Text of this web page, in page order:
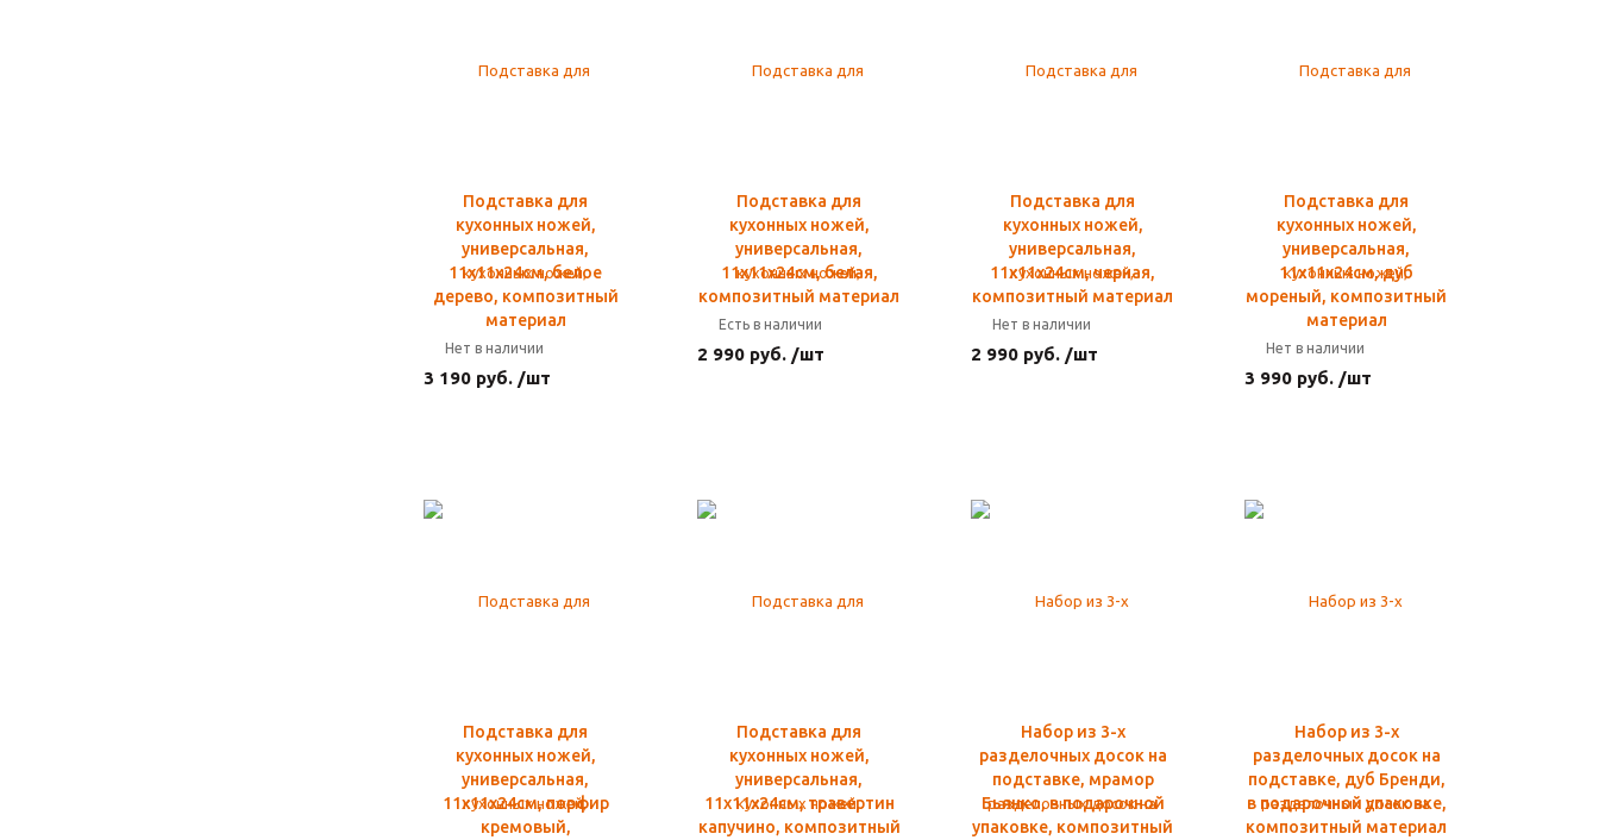
Подставка для
кухонных ножей,
универсальная,
11х11х24см, белое
дерево, композитный
материал
Нет в наличии
3 190 руб. /шт
Подставка для
кухонных ножей,
универсальная,
11х11х24см, белая,
композитный материал
Есть в наличии
2 990 руб. /шт
Подставка для
кухонных ножей,
универсальная,
11х11х24см, черная,
композитный материал
Нет в наличии
2 990 руб. /шт
Подставка для
кухонных ножей,
универсальная,
11х11х24см, дуб
мореный, композитный
материал
Нет в наличии
3 990 руб. /шт
Подставка для
кухонных ножей,
универсальная,
11х11х24см, порфир
кремовый,
Подставка для
кухонных ножей,
универсальная,
11х11х24см, травертин
капучино, композитный
Набор из 3-х
разделочных досок на
подставке, мрамор
Бьянко, в подарочной
упаковке, композитный
Набор из 3-х
разделочных досок на
подставке, дуб Бренди,
в подарочной упаковке,
композитный материал